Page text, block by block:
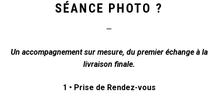
SÉANCE PHOTO ?
—
Un accompagnement sur mesure, du premier échange à la
livraison finale.
1 • Prise de Rendez-vous